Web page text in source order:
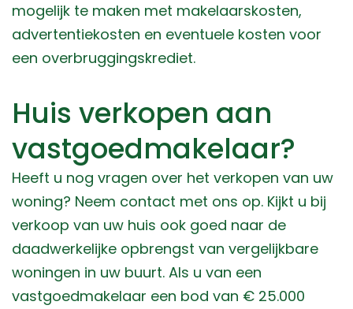
mogelijk te maken met makelaarskosten,
advertentiekosten en eventuele kosten voor
een overbruggingskrediet.
Huis verkopen aan
vastgoedmakelaar?
Heeft u nog vragen over het verkopen van uw
woning? Neem contact met ons op. Kijkt u bij
verkoop van uw huis ook goed naar de
daadwerkelijke opbrengst van vergelijkbare
woningen in uw buurt. Als u van een
vastgoedmakelaar een bod van € 25.000